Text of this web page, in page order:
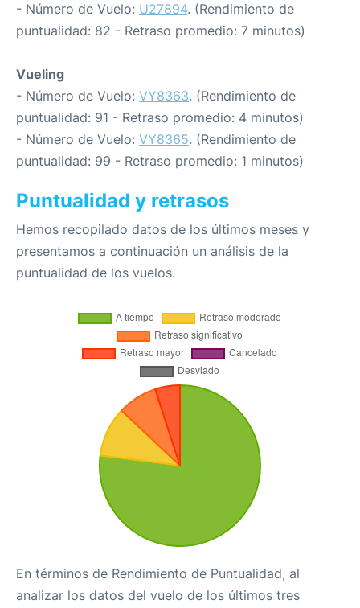
- Número de Vuelo: U27894. (Rendimiento de
puntualidad: 82 - Retraso promedio: 7 minutos)
Vueling
- Número de Vuelo: VY8363. (Rendimiento de
puntualidad: 91 - Retraso promedio: 4 minutos)
- Número de Vuelo: VY8365. (Rendimiento de
puntualidad: 99 - Retraso promedio: 1 minutos)
Puntualidad y retrasos
Hemos recopilado datos de los últimos meses y
presentamos a continuación un análisis de la
puntualidad de los vuelos.
En términos de Rendimiento de Puntualidad, al
analizar los datos del vuelo de los últimos tres